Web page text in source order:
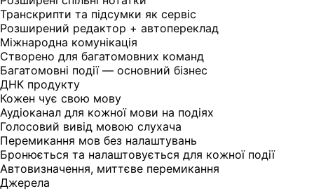
Транскрипти та підсумки як сервіс
Розширений редактор + автопереклад
Міжнародна комунікація
Створено для багатомовних команд
Багатомовні події — основний бізнес
ДНК продукту
Кожен чує свою мову
Аудіоканал для кожної мови на подіях
Голосовий вивід мовою слухача
Перемикання мов без налаштувань
Бронюється та налаштовується для кожної події
Автовизначення, миттєве перемикання
Джерела